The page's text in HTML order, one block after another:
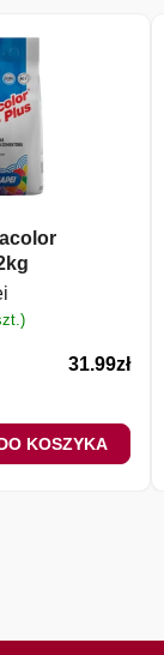
31.99zł
KOSZYKA